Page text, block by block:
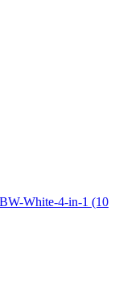
White-4-in-1 (10